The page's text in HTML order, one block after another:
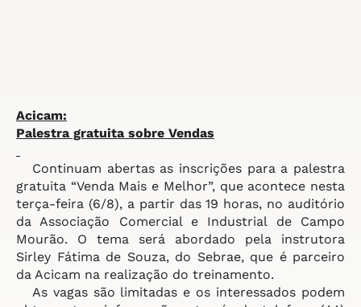
Acicam:
Palestra gratuita sobre Vendas
Continuam abertas as inscrições para a palestra
gratuita “Venda Mais e Melhor”, que acontece nesta
terça-feira (6/8), a partir das 19 horas, no auditório
da Associação Comercial e Industrial de Campo
Mourão. O tema será abordado pela instrutora
Sirley Fátima de Souza, do Sebrae, que é parceiro
da Acicam na realização do treinamento.
As vagas são limitadas e os interessados podem